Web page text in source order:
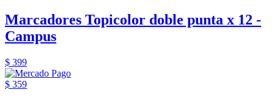
Marcadores Topicolor doble punta x 12 -
Campus
$ 399
$ 359